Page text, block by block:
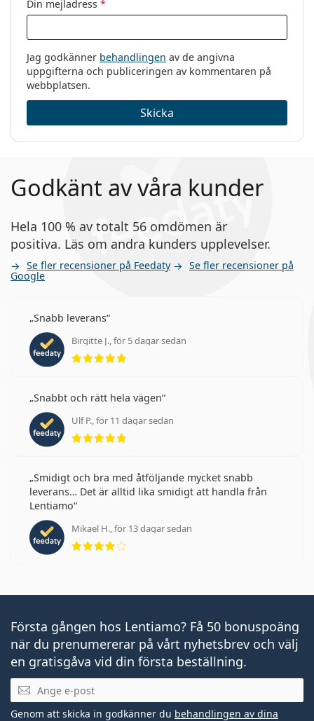
Andra silikonhydrogel-
endagslinser
Acuvue Oasys 1-Day with HydraLuxe
Clariti 1 day
DAILIES Total 1
Relaterade artiklar från vår blogg
Hur du läser parametrarna på ditt kontaktlinsrecept
Kan man duscha med kontaktlinser?
Hydrogel vs silikonhydrogel-linser
UV-filtret i
täcker dock inte hela ögat eller området runt ögat,
därför är en kombination av kontaktlinser med UV-
filter och solglasögon det bästa skyddet mot skadliga
UV-strålar.
HYDRATION Preservative-free 10 ml
Detta är en medicinteknisk produkt. Läs
instruktionerna före användning
Kategori:
Endagslinser
Kontaktlinser
Sfäriska och asfäriska
Din mejladress *
Jag godkänner behandlingen av de angivna
uppgifterna och publiceringen av kommentaren på
webbplatsen.
Skicka
Godkänt av våra kunder
Hela 100 % av totalt 56 omdömen är
positiva. Läs om andra kunders upplevelser.
Se fler recensioner på Feedaty Se fler recensioner på
Google
Snabb leverans
Birgitte J., för 5 dagar sedan
Betyg 5 av 5
Snabbt och rätt hela vägen
Ulf P., för 11 dagar sedan
Betyg 5 av 5
Smidigt och bra med åtföljande mycket snabb
leverans… Det är alltid lika smidigt att handla från
Lentiamo
Mikael H., för 13 dagar sedan
Betyg 4 av 5
Första gången hos Lentiamo? Få 50 bonuspoäng
när du prenumererar på vårt nyhetsbrev och välj
en gratisgåva vid din första beställning.
Mejladress
Genom att skicka in godkänner du behandlingen av dina